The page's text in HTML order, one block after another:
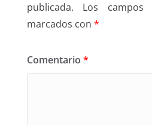
publicada.
Los campos
marcados con *
Comentario *